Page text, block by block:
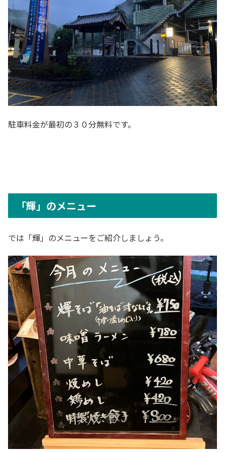
駐車料金が最初の３０分無料です。
「輝」のメニュー
では「輝」のメニューをご紹介しましょう。